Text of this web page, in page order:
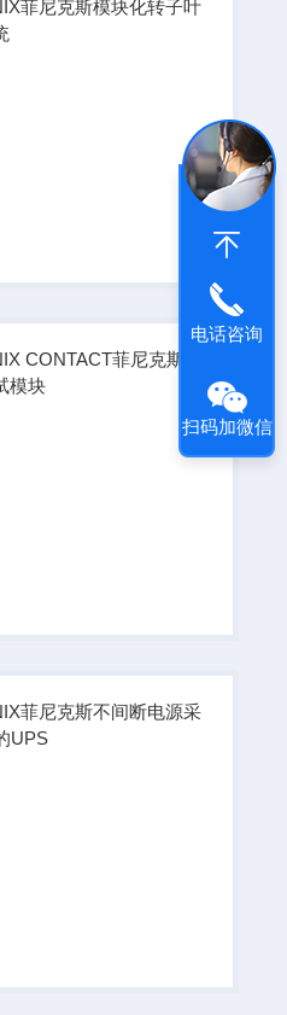
电话咨询
扫码加微信